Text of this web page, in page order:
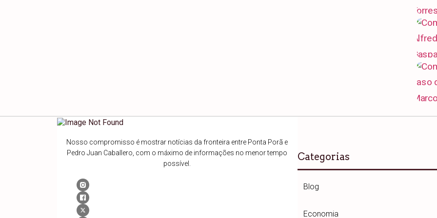
Nosso compromisso é mostrar notícias da fronteira entre Ponta Porã e
Pedro Juan Caballero, com o máximo de informações no menor tempo
possível.
Categorias
Blog
Economia